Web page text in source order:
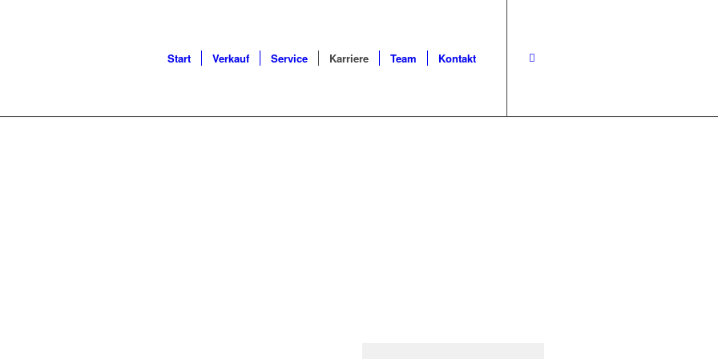
Start Verkauf Service Karriere Team Kontakt